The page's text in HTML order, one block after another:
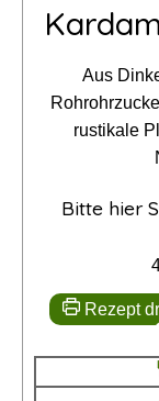
Aus
rustikale
Bitte hier
Rezept